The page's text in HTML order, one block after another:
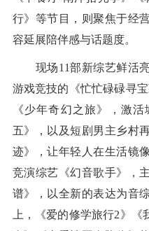
行》等节目，则聚焦于经
容延展陪伴感与话题度。
现场11部新综艺鲜活亮
游戏竞技的《忙忙碌碌寻
《少年奇幻之旅》，激
五》，以及短剧男主乡村
迹》，让年轻人在生活镜
竞演综艺《幻音歌手》，
谱》，以全新的表达为音
上，《爱的修学旅行2》